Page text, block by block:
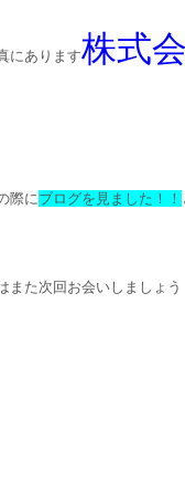
にあります株式
際にブログを見ました！！
また次回お会いしましょ